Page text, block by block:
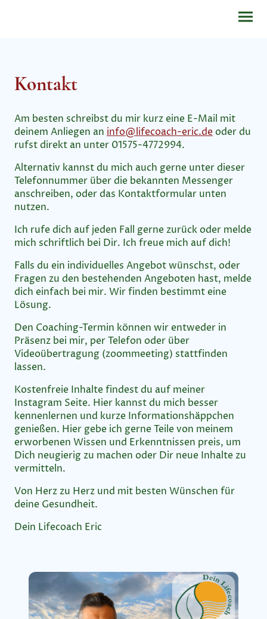
Kontakt
Am besten schreibst du mir kurz eine E-Mail mit
deinem Anliegen an info@lifecoach-eric.deoder du
rufst direkt an unter 01575-4772994.
Alternativ kannst du mich auch gerne unter dieser
Telefonnummer über die bekannten Messenger
anschreiben, oder das Kontaktformular unten
nutzen.
Ich rufe dich auf jeden Fall gerne zurück oder melde
mich schriftlich bei Dir. Ich freue mich auf dich!
Falls du ein individuelles Angebot wünschst, oder
Fragen zu den bestehenden Angeboten hast, melde
dich einfach bei mir. Wir finden bestimmt eine
Lösung.
Den Coaching-Termin können wir entweder in
Präsenz bei mir, per Telefon oder über
Videoübertragung (zoommeeting) stattfinden
lassen.
Kostenfreie Inhalte findest du auf meiner
Instagram Seite. Hier kannst du mich besser
kennenlernen und kurze Informationshäppchen
genießen. Hier gebe ich gerne Teile von meinem
erworbenen Wissen und Erkenntnissen preis, um
Dich neugierig zu machen oder Dir neue Inhalte zu
vermitteln.
Von Herz zu Herz und mit besten Wünschen für
deine Gesundheit.
Dein Lifecoach Eric